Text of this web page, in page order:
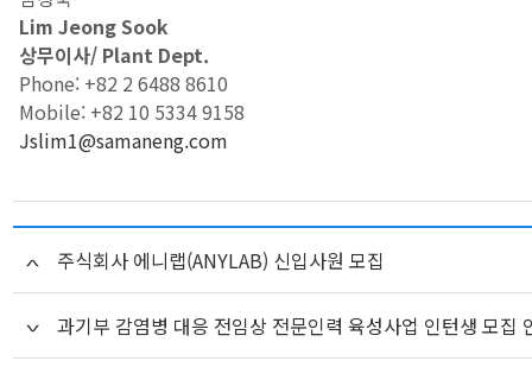
Lim Jeong Sook
상무이사/ Plant Dept.
Phone: +82 2 6488 8610
Mobile: +82 10 5334 9158
Jslim1@samaneng.com
주식회사 에니랩(ANYLAB) 신입사원 모집
과기부 감염병 대응 전임상 전문인력 육성사업 인턴생 모집